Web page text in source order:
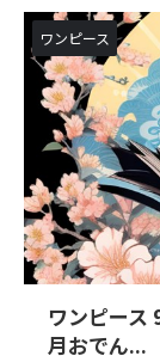
ワンピース
ワンピース
月おでん...